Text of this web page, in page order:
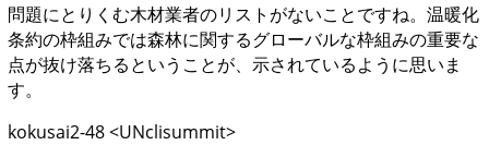
問題にとりくむ木材業者のリストがないことですね。温暖化
条約の枠組みでは森林に関するグローバルな枠組みの重要な
点が抜け落ちるということが、示されているように思いま
す。
kokusai2-48 <UNclisummit>